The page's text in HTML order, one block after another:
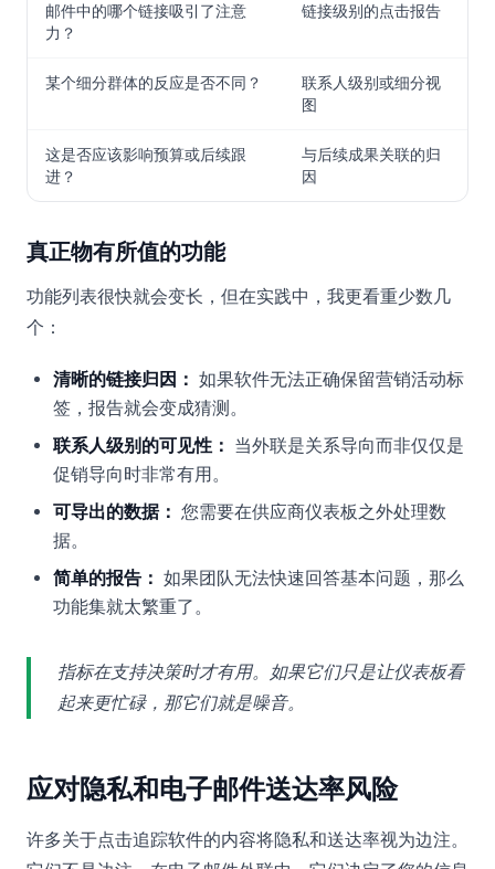
邮件中的哪个链接吸引了注意
力？
链接级别的点击报告
某个细分群体的反应是否不同？
联系人级别或细分视
图
这是否应该影响预算或后续跟
进？
与后续成果关联的归
因
真正物有所值的功能
功能列表很快就会变长，但在实践中，我更看重少数几
个：
清晰的链接归因： 如果软件无法正确保留营销活动标
签，报告就会变成猜测。
联系人级别的可见性： 当外联是关系导向而非仅仅是
促销导向时非常有用。
可导出的数据： 您需要在供应商仪表板之外处理数
据。
简单的报告： 如果团队无法快速回答基本问题，那么
功能集就太繁重了。
指标在支持决策时才有用。如果它们只是让仪表板看
起来更忙碌，那它们就是噪音。
应对隐私和电子邮件送达率风险
许多关于点击追踪软件的内容将隐私和送达率视为边注。